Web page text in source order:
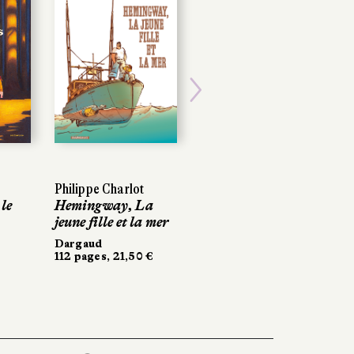
Philippe Charlot
Hemingway, La
jeune fille et la mer
Dargaud
112 pages, 21,50 €
Philippe Charlot
Hemingway, La
jeune fille et la mer
Dargaud
112 pages, 21,50 €